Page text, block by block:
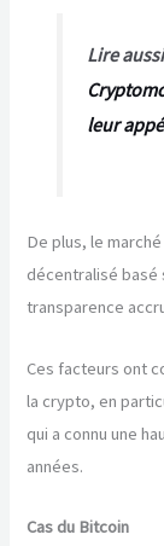
Lire
leur
De plus, le
décentralisé basé
transparence
Ces facteurs ont
la crypto, en
qui a connu une
années.
Cas du Bitcoin